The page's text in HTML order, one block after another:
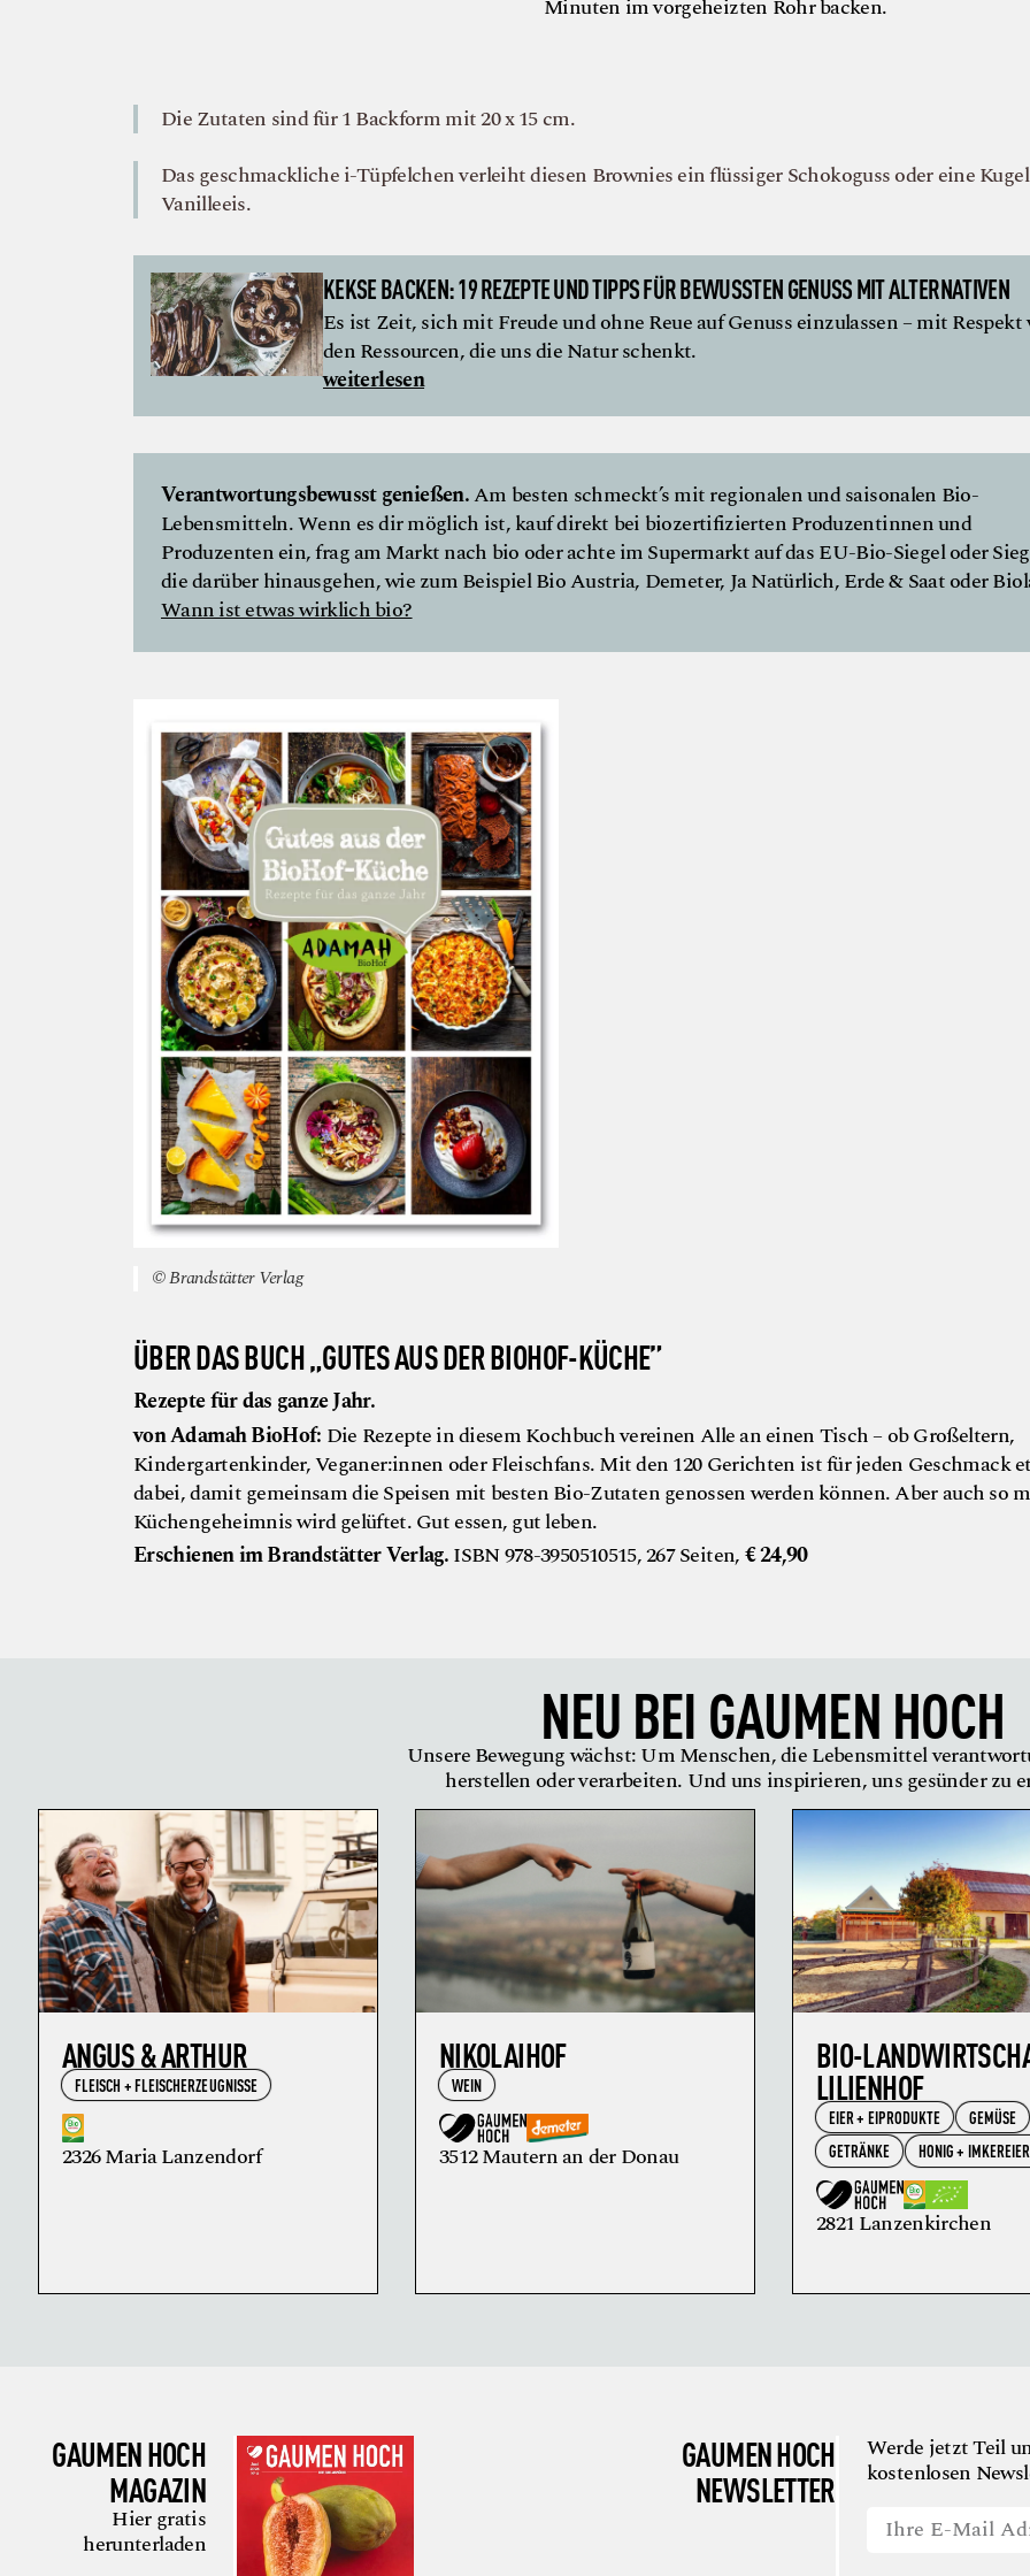
Minuten im vorgeheizten Rohr backen.
Die Zutaten sind für 1 Backform mit 20 x 15 cm.
Das geschmackliche i-Tüpfelchen verleiht diesen Brownies ein flüssiger Schokoguss oder eine Kugel
Vanilleeis.
KEKSE BACKEN: 19 REZEPTE UND TIPPS FÜR BEWUSSTEN GENUSS MIT ALTERNATIVEN
Es ist Zeit, sich mit Freude und ohne Reue auf Genuss einzulassen – mit Respekt
den Ressourcen, die uns die Natur schenkt.
weiterlesen
Verantwortungsbewusst genießen.Am besten schmeckt’s mit regionalen und saisonalen Bio-
Lebensmitteln. Wenn es dir möglich ist, kauf direkt bei biozertifizierten Produzentinnen und
Produzenten ein, frag am Markt nach bio oder achte im Supermarkt auf das EU-Bio-Siegel oder
die darüber hinausgehen, wie zum Beispiel Bio Austria, Demeter, Ja Natürlich, Erde & Saat oder
Wann ist etwas wirklich bio?
© Brandstätter Verlag
ÜBER DAS BUCH „GUTES AUS DER BIOHOF-KÜCHE”
Rezepte für das ganze Jahr.
von Adamah BioHof: Die Rezepte in diesem Kochbuch vereinen Alle an einen Tisch – ob Großeltern,
Kindergartenkinder, Veganer:innen oder Fleischfans. Mit den 120 Gerichten ist für jeden Geschmack
dabei, damit gemeinsam die Speisen mit besten Bio-Zutaten genossen werden können. Aber auch so
Küchengeheimnis wird gelüftet. Gut essen, gut leben.
Erschienen im Brandstätter Verlag.ISBN 978-3950510515, 267 Seiten,€ 24,90
NEU BEIGAUMEN HOCH
Unsere Bewegung wächst: Um Menschen, die Lebensmittel
herstellen oder verarbeiten. Und uns inspirieren, uns gesünder zu
ANGUS & ARTHUR
FLEISCH + FLEISCHERZEUGNISSE
2326 Maria Lanzendorf
NIKOLAIHOF
WEIN
3512 Mautern an der Donau
BIO-
LILIENHOF
EIER + EIPRODUKTE
GEMÜSE
GETRÄNKE
HONIG +
2821 Lanzenkirchen
GAUMEN HOCH
MAGAZIN
Hier gratis
herunterladen
GAUMEN HOCH
NEWSLETTER
Werde jetzt Teil
kostenlosen